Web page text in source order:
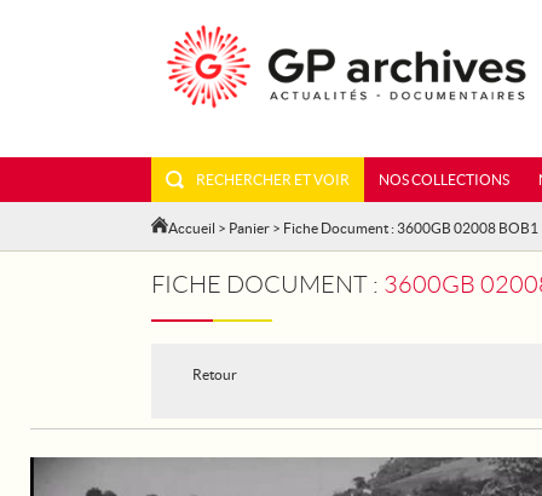
RECHERCHER ET VOIR NOS COLLECTIONS
Accueil > Panier > Fiche Document : 3600GB 02008 BOB1
FICHE DOCUMENT : 3600GB
Retour